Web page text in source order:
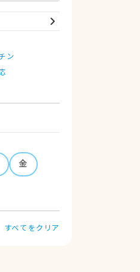
ン
金
すべてをクリア